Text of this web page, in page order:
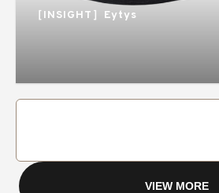
［INSIGHT］Eytys
VIEW MORE